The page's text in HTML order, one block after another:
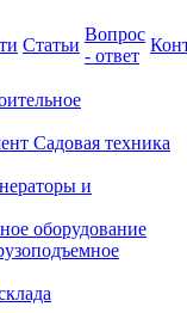
Статьи
Вопрос
- ответ
Садовая техника
и
оборудование